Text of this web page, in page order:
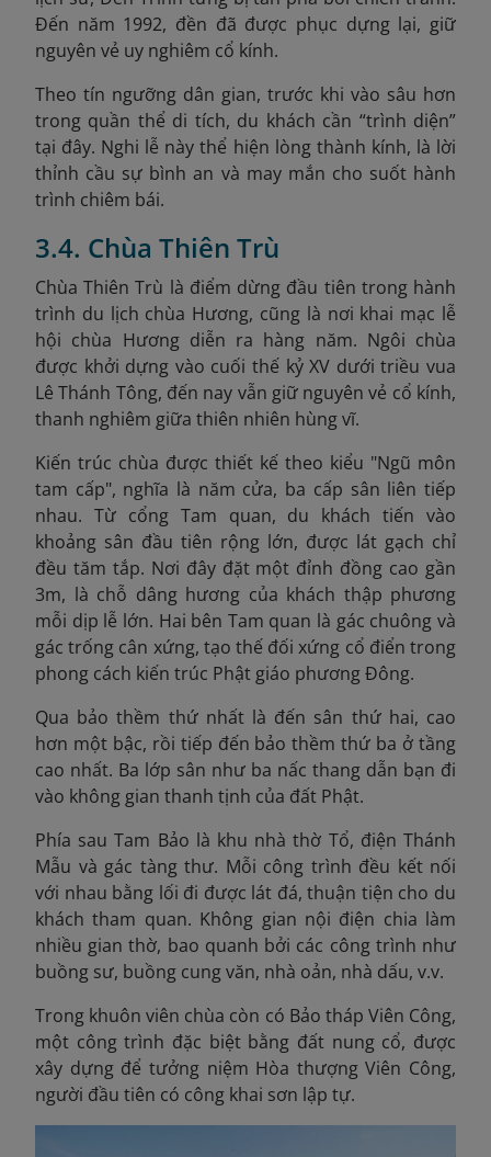
Đến năm 1992, đền đã được phục dựng lại, giữ
nguyên vẻ uy nghiêm cổ kính.
Theo tín ngưỡng dân gian, trước khi vào sâu hơn
trong quần thể di tích, du khách cần “trình diện”
tại đây. Nghi lễ này thể hiện lòng thành kính, là lời
thỉnh cầu sự bình an và may mắn cho suốt hành
trình chiêm bái.
3.4. Chùa Thiên Trù
Chùa Thiên Trù là điểm dừng đầu tiên trong hành
trình du lịch chùa Hương, cũng là nơi khai mạc lễ
hội chùa Hương diễn ra hàng năm. Ngôi chùa
được khởi dựng vào cuối thế kỷ XV dưới triều vua
Lê Thánh Tông, đến nay vẫn giữ nguyên vẻ cổ kính,
thanh nghiêm giữa thiên nhiên hùng vĩ.
Kiến trúc chùa được thiết kế theo kiểu "Ngũ môn
tam cấp", nghĩa là năm cửa, ba cấp sân liên tiếp
nhau. Từ cổng Tam quan, du khách tiến vào
khoảng sân đầu tiên rộng lớn, được lát gạch chỉ
đều tăm tắp. Nơi đây đặt một đỉnh đồng cao gần
3m, là chỗ dâng hương của khách thập phương
mỗi dịp lễ lớn. Hai bên Tam quan là gác chuông và
gác trống cân xứng, tạo thế đối xứng cổ điển trong
phong cách kiến trúc Phật giáo phương Đông.
Qua bảo thềm thứ nhất là đến sân thứ hai, cao
hơn một bậc, rồi tiếp đến bảo thềm thứ ba ở tầng
cao nhất. Ba lớp sân như ba nấc thang dẫn bạn đi
vào không gian thanh tịnh của đất Phật.
Phía sau Tam Bảo là khu nhà thờ Tổ, điện Thánh
Mẫu và gác tàng thư. Mỗi công trình đều kết nối
với nhau bằng lối đi được lát đá, thuận tiện cho du
khách tham quan. Không gian nội điện chia làm
nhiều gian thờ, bao quanh bởi các công trình như
buồng sư, buồng cung văn, nhà oản, nhà dấu, v.v.
Trong khuôn viên chùa còn có Bảo tháp Viên Công,
một công trình đặc biệt bằng đất nung cổ, được
xây dựng để tưởng niệm Hòa thượng Viên Công,
người đầu tiên có công khai sơn lập tự.